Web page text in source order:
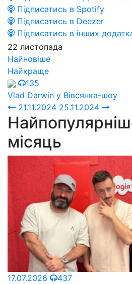
Підписатись в Spotify
Підписатись в Deezer
Підписатись в інших
22 листопада
Найновіше
Найкраще
135
Vlad Darwin у Вівсянка-шоу
21.11.2024 25.11.2024
місяць
17.07.2026
437